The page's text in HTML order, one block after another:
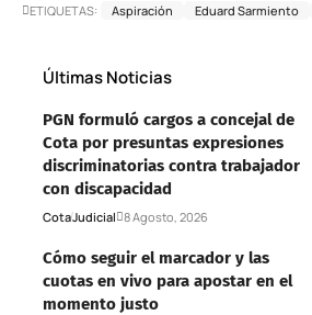
ETIQUETAS: Aspiración Eduard Sarmiento
Últimas Noticias
PGN formuló cargos a concejal de
Cota por presuntas expresiones
discriminatorias contra trabajador
con discapacidad
CotaJudicial 8 Agosto, 2026
Cómo seguir el marcador y las
cuotas en vivo para apostar en el
momento justo